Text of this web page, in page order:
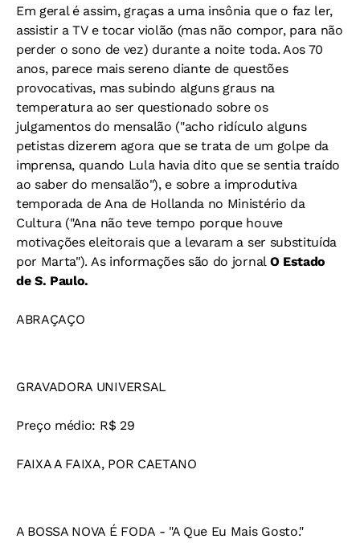
Em geral é assim, graças a uma insônia que o faz ler,
assistir a TV e tocar violão (mas não compor, para não
perder o sono de vez) durante a noite toda. Aos 70
anos, parece mais sereno diante de questões
provocativas, mas subindo alguns graus na
temperatura ao ser questionado sobre os
julgamentos do mensalão ("acho ridículo alguns
petistas dizerem agora que se trata de um golpe da
imprensa, quando Lula havia dito que se sentia traído
ao saber do mensalão"), e sobre a improdutiva
temporada de Ana de Hollanda no Ministério da
Cultura ("Ana não teve tempo porque houve
motivações eleitorais que a levaram a ser substituída
por Marta"). As informações são do jornal O Estado
de S. Paulo.
ABRAÇAÇO
GRAVADORA UNIVERSAL
Preço médio: R$ 29
FAIXA A FAIXA, POR CAETANO
A BOSSA NOVA É FODA - "A Que Eu Mais Gosto."